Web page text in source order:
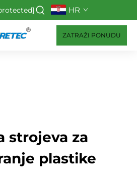
HR
ZATRAŽI PONUDU
strojeva za
plastike